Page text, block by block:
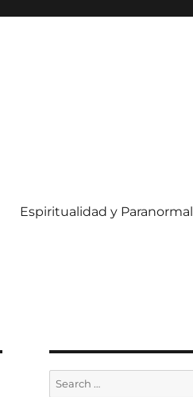
Espiritualidad y Paranormal
Search
for: